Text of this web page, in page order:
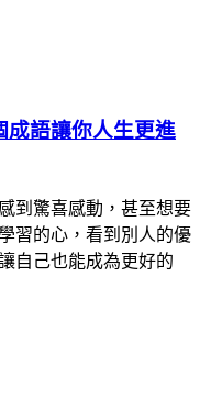
成語讓你人生更進
到驚喜感動，甚至想要
習的心，看到別人的優
自己也能成為更好的